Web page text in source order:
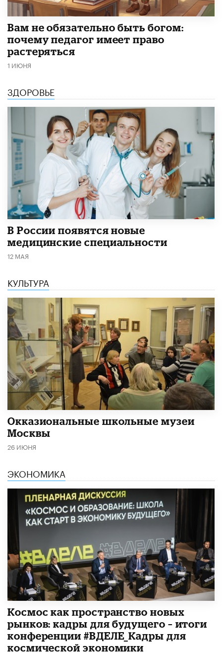
​Вам не обязательно быть богом:
почему педагог имеет право
растеряться
1 ИЮНЯ
ЗДОРОВЬЕ
В России появятся новые
медицинские специальности
12 МАЯ
КУЛЬТУРА
​Окказиональные школьные музеи
Москвы
26 ИЮНЯ
ЭКОНОМИКА
Космос как пространство новых
рынков: кадры для будущего – итоги
конференции #ВДЕЛЕ_Кадры для
космической экономики